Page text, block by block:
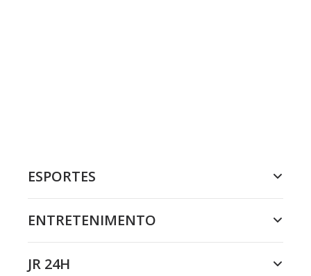
ESPORTES
ENTRETENIMENTO
JR 24H